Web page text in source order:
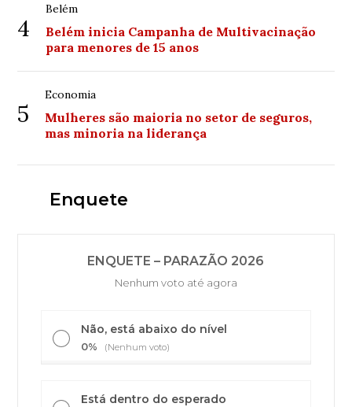
4
Belém
Belém inicia Campanha de Multivacinação
para menores de 15 anos
5
Economia
Mulheres são maioria no setor de seguros,
mas minoria na liderança
Enquete
ENQUETE – PARAZÃO 2026
Nenhum voto até agora
Não, está abaixo do nível
0% (Nenhum voto)
Está dentro do esperado